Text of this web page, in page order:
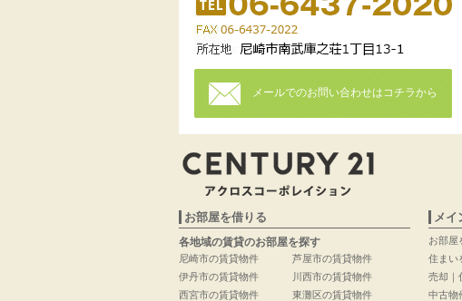
メールでのお問い合わせはコチラから
お部屋を借りる
各地域の賃貸のお部屋を探す
尼崎市の賃貸物件
伊丹市の賃貸物件
西宮市の賃貸物件
芦屋市の賃貸物件
川西市の賃貸物件
東灘区の賃貸物件
メイ
お部屋
住まい
売却｜
中古物